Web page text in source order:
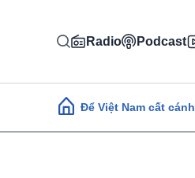
Radio Podcast
Main navigation
Để Việt Nam cất cánh